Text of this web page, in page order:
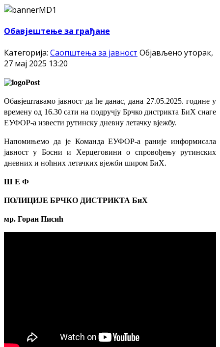
Обавјештење за грађане
Категорија: Саопштења за јавност Објављено уторак,
27 мај 2025 13:20
Обавјештавамо јавност да ће данас, дана 27.05.2025. године у
времену од 16.30 сати на подручју Брчко дистрикта БиХ снаге
ЕУФОР-а извести рутинску дневну летачку вјежбу.
Напомињемо да је Команда ЕУФОР-а раније информисала
јавност у Босни и Херцеговини о спровођењу рутинских
дневних и ноћних летачких вјежби широм БиХ.
Ш Е Ф
ПОЛИЦИЈЕ БРЧКО ДИСТРИКТА БиХ
мр. Горан Писић